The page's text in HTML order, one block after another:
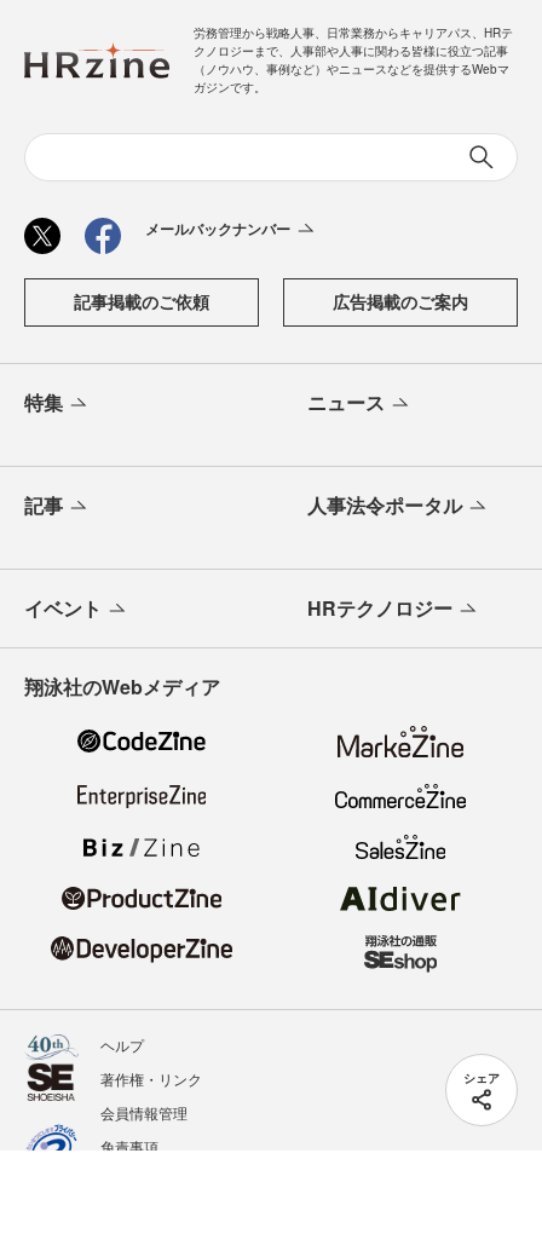
シェア
労務管理から戦略人事、日常業務からキャリアパス、HRテ
クノロジーまで、人事部や人事に関わる皆様に役立つ記事
（ノウハウ、事例など）やニュースなどを提供するWebマ
ガジンです。
メールバックナンバー
記事掲載のご依頼 広告掲載のご案内
特集 ニュース
記事 人事法令ポータル
イベント HRテクノロジー
翔泳社のWebメディア
ヘルプ
著作権・リンク
会員情報管理
免責事項